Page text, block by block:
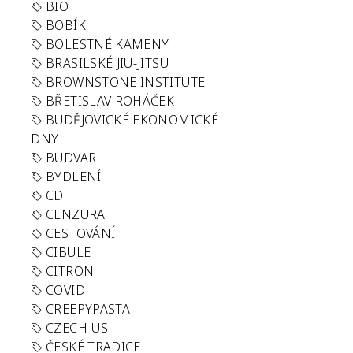
BIO
BOBÍK
BOLESTNÉ KAMENY
BRASILSKÉ JIU-JITSU
BROWNSTONE INSTITUTE
BŘETISLAV ROHÁČEK
BUDĚJOVICKÉ EKONOMICKÉ
DNY
BUDVAR
BYDLENÍ
CD
CENZURA
CESTOVÁNÍ
CIBULE
CITRON
COVID
CREEPYPASTA
CZECH-US
ČESKÉ TRADICE